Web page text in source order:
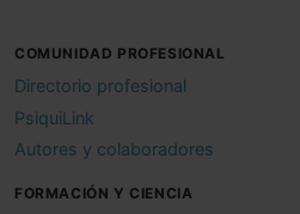
COMUNIDAD PROFESIONAL
Directorio profesional
PsiquiLink
Autores y colaboradores
FORMACIÓN Y CIENCIA